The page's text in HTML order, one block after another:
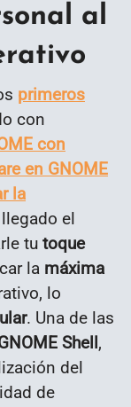
al
primeros
con
con
en GNOME
la
el
tu toque
la máxima
lo
. Una de las
Shell,
del
de